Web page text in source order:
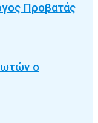
Προβατάς
ο